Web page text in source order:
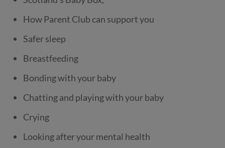
How Parent Club can support you
Safer sleep
Breastfeeding
Bonding with your baby
Chatting and playing with your baby
Crying
Looking after your mental health